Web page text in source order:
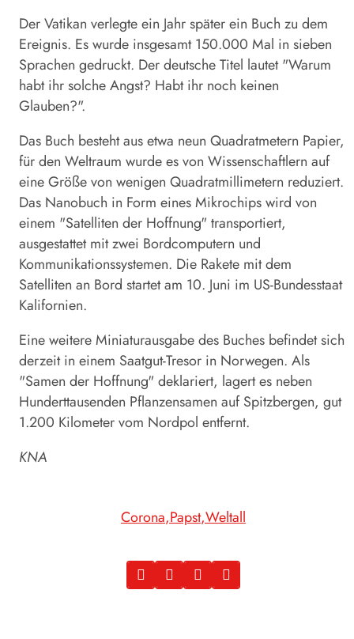
Der Vatikan verlegte ein Jahr später ein Buch zu dem
Ereignis. Es wurde insgesamt 150.000 Mal in sieben
Sprachen gedruckt. Der deutsche Titel lautet "Warum
habt ihr solche Angst? Habt ihr noch keinen
Glauben?".
Das Buch besteht aus etwa neun Quadratmetern Papier,
für den Weltraum wurde es von Wissenschaftlern auf
eine Größe von wenigen Quadratmillimetern reduziert.
Das Nanobuch in Form eines Mikrochips wird von
einem "Satelliten der Hoffnung" transportiert,
ausgestattet mit zwei Bordcomputern und
Kommunikationssystemen. Die Rakete mit dem
Satelliten an Bord startet am 10. Juni im US-Bundesstaat
Kalifornien.
Eine weitere Miniaturausgabe des Buches befindet sich
derzeit in einem Saatgut-Tresor in Norwegen. Als
"Samen der Hoffnung" deklariert, lagert es neben
Hunderttausenden Pflanzensamen auf Spitzbergen, gut
1.200 Kilometer vom Nordpol entfernt.
KNA
Corona Papst Weltall